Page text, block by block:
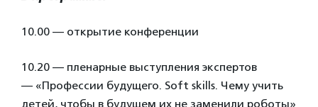
10.00 — открытие конференции
10.20 — пленарные выступления экспертов
— «Профессии будущего. Soft skills. Чему учить
детей, чтобы в будущем их не заменили роботы»